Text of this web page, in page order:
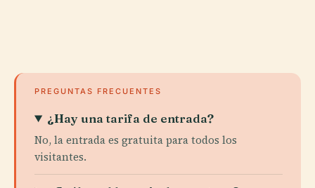
PREGUNTAS FRECUENTES
¿Hay una tarifa de entrada?
No, la entrada es gratuita para todos los
visitantes.